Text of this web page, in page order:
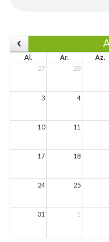
Al. Ar. Az.
27
28
3 4
10 11
17 18
24 25
31 1